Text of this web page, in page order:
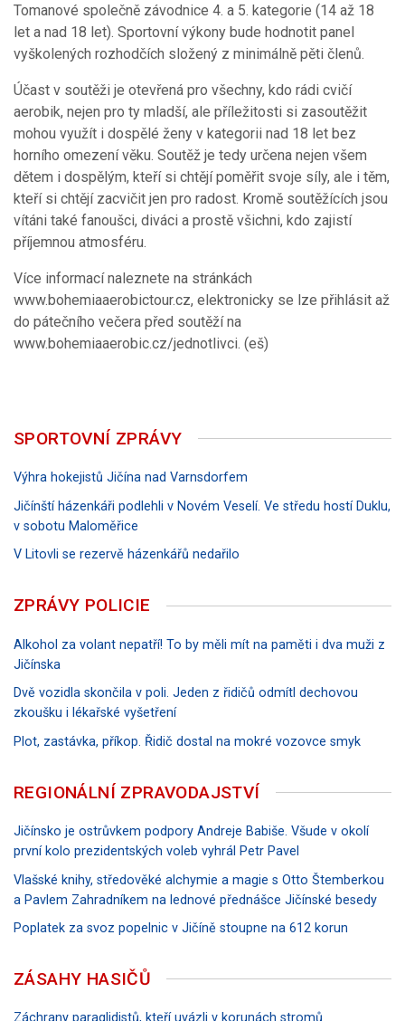
Tomanové společně závodnice 4. a 5. kategorie (14 až 18
let a nad 18 let). Sportovní výkony bude hodnotit panel
vyškolených rozhodčích složený z minimálně pěti členů.
Účast v soutěži je otevřená pro všechny, kdo rádi cvičí
aerobik, nejen pro ty mladší, ale příležitosti si zasoutěžit
mohou využít i dospělé ženy v kategorii nad 18 let bez
horního omezení věku. Soutěž je tedy určena nejen všem
dětem i dospělým, kteří si chtějí poměřit svoje síly, ale i těm,
kteří si chtějí zacvičit jen pro radost. Kromě soutěžících jsou
vítáni také fanoušci, diváci a prostě všichni, kdo zajistí
příjemnou atmosféru.
Více informací naleznete na stránkách
www.bohemiaaerobictour.cz, elektronicky se lze přihlásit až
do pátečního večera před soutěží na
www.bohemiaaerobic.cz/jednotlivci. (eš)
SPORTOVNÍ ZPRÁVY
Výhra hokejistů Jičína nad Varnsdorfem
Jičínští házenkáři podlehli v Novém Veselí. Ve středu hostí Duklu,
v sobotu Maloměřice
V Litovli se rezervě házenkářů nedařilo
ZPRÁVY POLICIE
Alkohol za volant nepatří! To by měli mít na paměti i dva muži z
Jičínska
Dvě vozidla skončila v poli. Jeden z řidičů odmítl dechovou
zkoušku i lékařské vyšetření
Plot, zastávka, příkop. Řidič dostal na mokré vozovce smyk
REGIONÁLNÍ ZPRAVODAJSTVÍ
Jičínsko je ostrůvkem podpory Andreje Babiše. Všude v okolí
první kolo prezidentských voleb vyhrál Petr Pavel
Vlašské knihy, středověké alchymie a magie s Otto Štemberkou
a Pavlem Zahradníkem na lednové přednášce Jičínské besedy
Poplatek za svoz popelnic v Jičíně stoupne na 612 korun
ZÁSAHY HASIČŮ